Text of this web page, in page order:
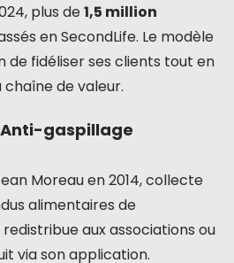
plus de1,5 million
en SecondLife. Le modèle
de fidéliser ses clients tout en
chaîne de valeur.
gaspillage
Moreau en 2014, collecte
alimentaires de
aux associations ou
via son application.